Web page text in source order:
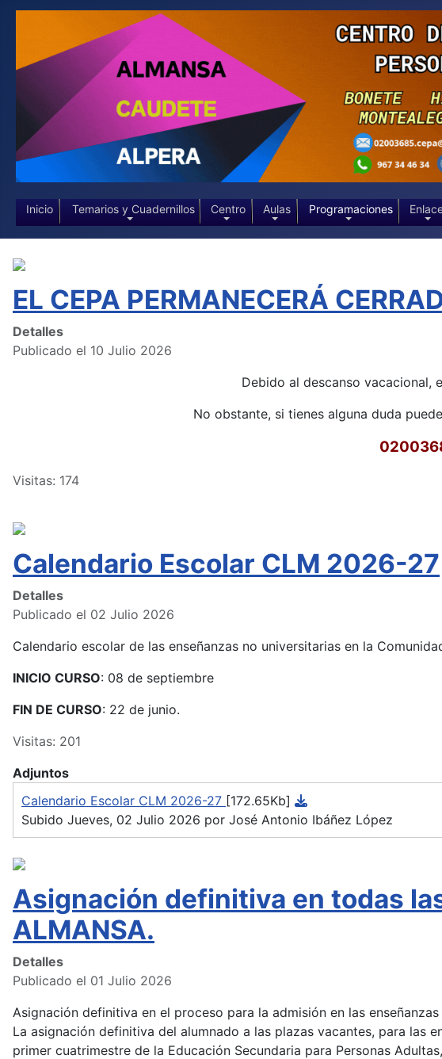
Inicio Temarios y Cuadernillos Centro Aulas Programaciones
EL CEPA PERMANECERÁ
Detalles
Publicado el 10 Julio 2026
Debido al descanso vacacional,
No obstante, si tienes alguna duda
Visitas: 174
Calendario Escolar CLM 2026-27
Detalles
Publicado el 02 Julio 2026
Calendario escolar de las enseñanzas no universitarias en la
INICIO CURSO: 08 de septiembre
FIN DE CURSO: 22 de junio.
Visitas: 201
Adjuntos
Calendario Escolar CLM 2026-27 [172.65Kb]
Subido Jueves, 02 Julio 2026 por José Antonio Ibáñez López
Asignación definitiva en todas
ALMANSA.
Detalles
Publicado el 01 Julio 2026
Asignación definitiva en el proceso para la admisión en las
La asignación definitiva del alumnado a las plazas vacantes, para las
primer cuatrimestre de la Educación Secundaria para Personas